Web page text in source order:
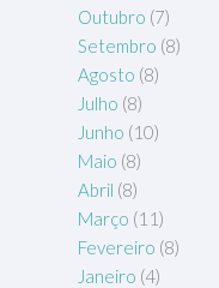
Outubro (7)
Setembro (8)
Agosto (8)
Julho (8)
Junho (10)
Maio (8)
Abril (8)
Março (11)
Fevereiro (8)
Janeiro (4)